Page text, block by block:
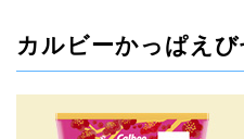
カルビーかっぱえ